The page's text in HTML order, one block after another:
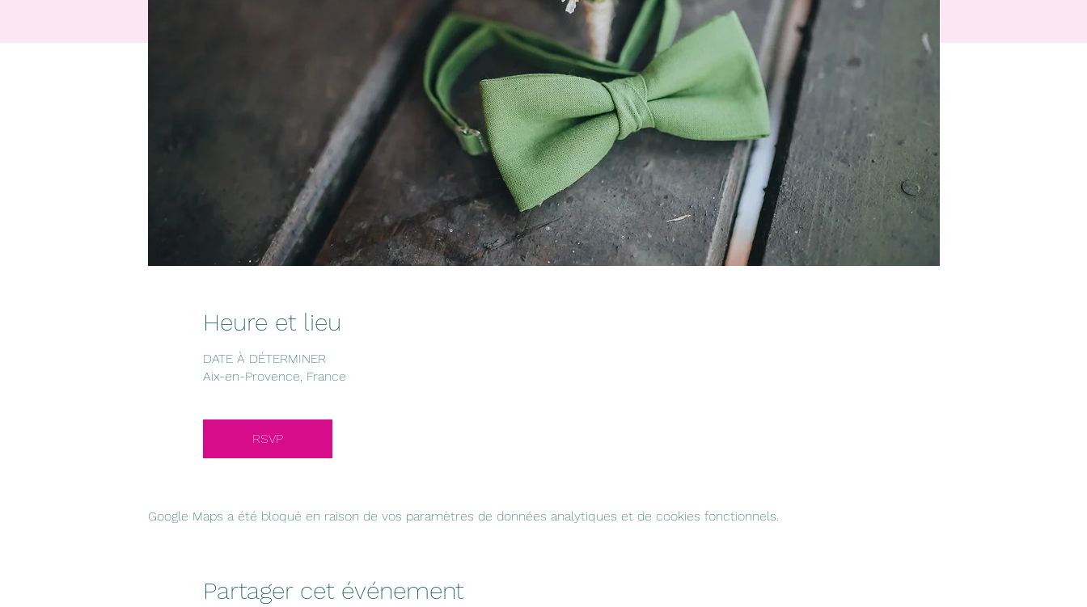
Heure et lieu
DATE À DÉTERMINER
Aix-en-Provence, France
RSVP
Google Maps a été bloqué en raison de vos paramètres de données analytiques et de cookies fonctionnels.
Partager cet événement